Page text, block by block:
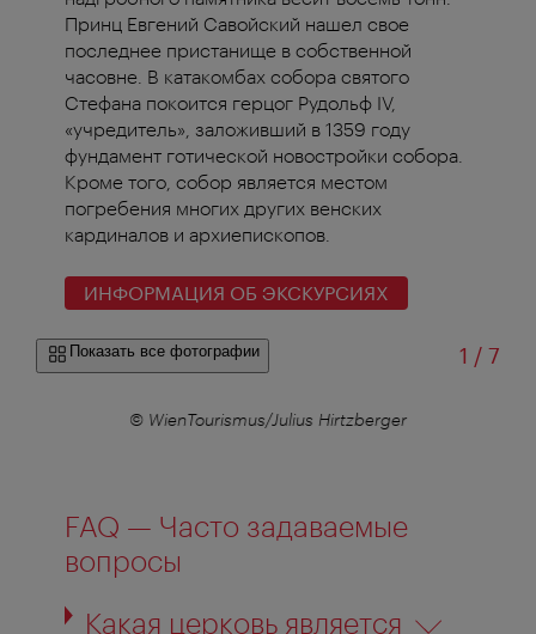
Принц Евгений Савойский нашел свое
последнее пристанище в собственной
часовне. В катакомбах собора святого
Стефана покоится герцог Рудольф IV,
«учредитель», заложивший в 1359 году
фундамент готической новостройки собора.
Кроме того, собор является местом
погребения многих других венских
кардиналов и архиепископов.
ИНФОРМАЦИЯ ОБ ЭКСКУРСИЯХ
Показать все фотографии 1 /из
7
© WienTourismus/Julius Hirtzberger
FAQ — Часто задаваемые
вопросы
Какая церковь является